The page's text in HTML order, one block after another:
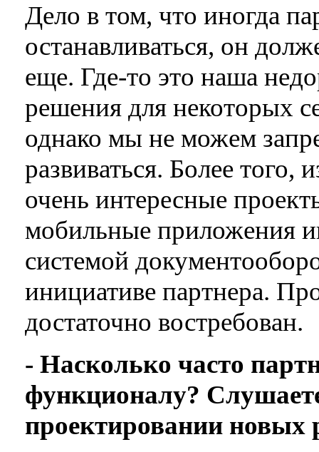
Дело в том, что иногда
останавливаться, он
еще. Где-то это наша
решения для некоторых
однако мы не можем
развиваться. Более того,
очень интересные
мобильные приложения
системой
инициативе партнера.
достаточно востребован.
- Насколько часто
функционалу?
проектировании новых